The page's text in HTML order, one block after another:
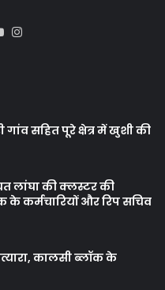
YouTube
गांव सहित पूरे क्षेत्र में खुशी की
लांघा की क्लस्टर की
कर्मचारियों और रिप सचिव
कालसी ब्लॉक के